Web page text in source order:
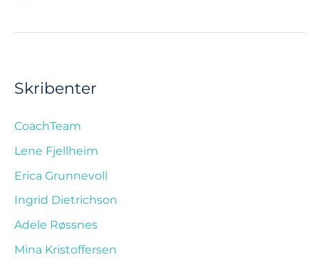
Skribenter
CoachTeam
Lene Fjellheim
Erica Grunnevoll
Ingrid Dietrichson
Adele Røssnes
Mina Kristoffersen